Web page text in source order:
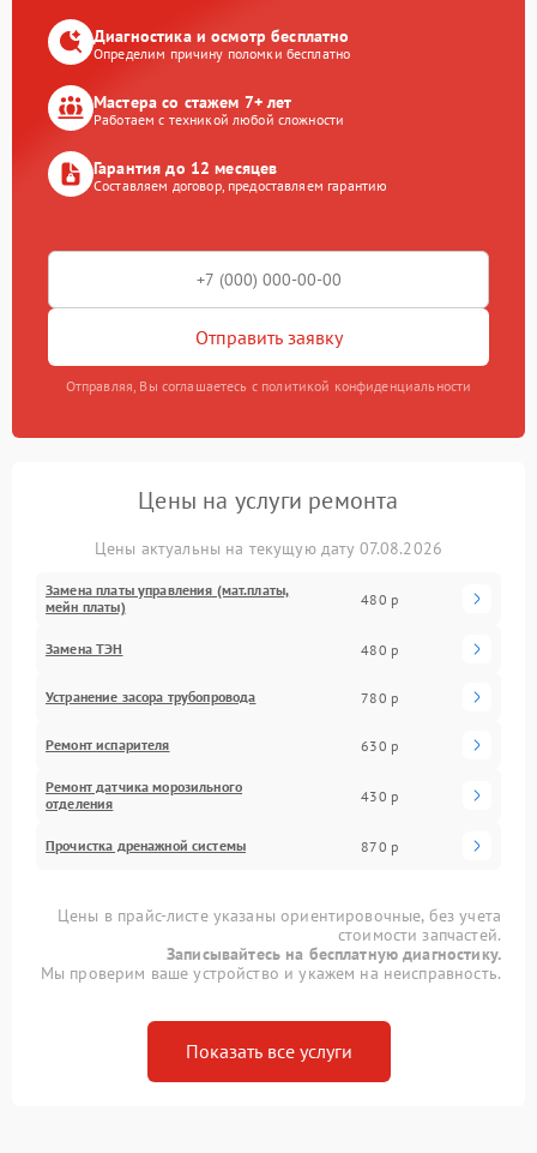
Диагностика и осмотр бесплатно
Определим причину поломки бесплатно
Мастера со стажем 7+ лет
Работаем с техникой любой сложности
Гарантия до 12 месяцев
Составляем договор, предоставляем гарантию
Отправить заявку
Отправляя, Вы соглашаетесь с политикой конфиденциальности
Цены на услуги ремонта
Цены актуальны на текущую дату 07.08.2026
Замена платы управления (мат.платы,
мейн платы)
480 р
Замена ТЭН 480 р
Устранение засора трубопровода 780 р
Ремонт испарителя 630 р
Ремонт датчика морозильного
отделения
430 р
Прочистка дренажной системы 870 р
Цены в прайс-листе указаны ориентировочные, без учета
стоимости запчастей.
Записывайтесь на бесплатную диагностику.
Мы проверим ваше устройство и укажем на неисправность.
Показать все услуги